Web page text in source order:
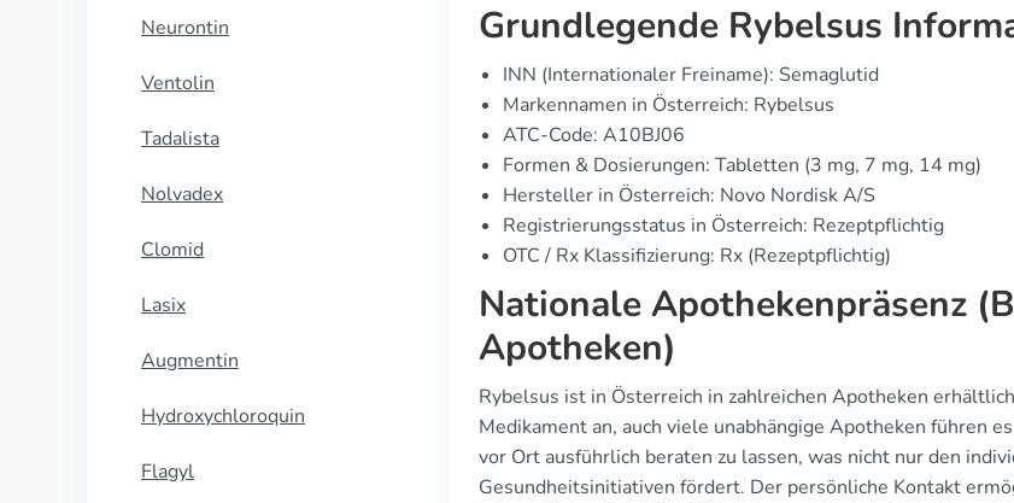
Neurontin
Ventolin
Tadalista
Nolvadex
Clomid
Lasix
Augmentin
Hydroxychloroquin
Flagyl
Grundlegende Rybelsus
INN (Internationaler Freiname): Semaglutid
Markennamen in Österreich: Rybelsus
ATC-Code: A10BJ06
Formen & Dosierungen: Tabletten (3 mg, 7 mg, 14 mg)
Hersteller in Österreich: Novo Nordisk A/S
Registrierungsstatus in Österreich: Rezeptpflichtig
OTC / Rx Klassifizierung: Rx (Rezeptpflichtig)
Nationale Apothekenpräsenz
Apotheken)
Rybelsus ist in Österreich in zahlreichen Apotheken
Medikament an, auch viele unabhängige Apotheken führen
vor Ort ausführlich beraten zu lassen, was nicht nur den
Gesundheitsinitiativen fördert. Der persönliche Kontakt